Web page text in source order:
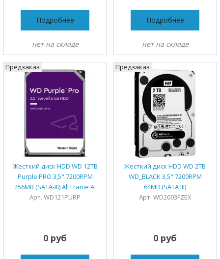
Подробнее
нет на складе
Подробнее
нет на складе
Жесткий диск HDD WD 12TB
Purple PRO 3,5" 7200RPM
256MB (SATA-III) All Frame AI
Арт. WD121PURP
Предзаказ
0 руб
Жесткий диск HDD WD 2TB
WD_BLACK 3,5" 7200RPM
64MB (SATA III)
Арт. WD2003FZEX
Предзаказ
0 руб